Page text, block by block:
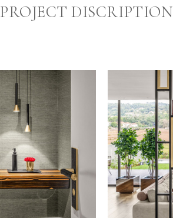
PROJECT DISCRIPTION